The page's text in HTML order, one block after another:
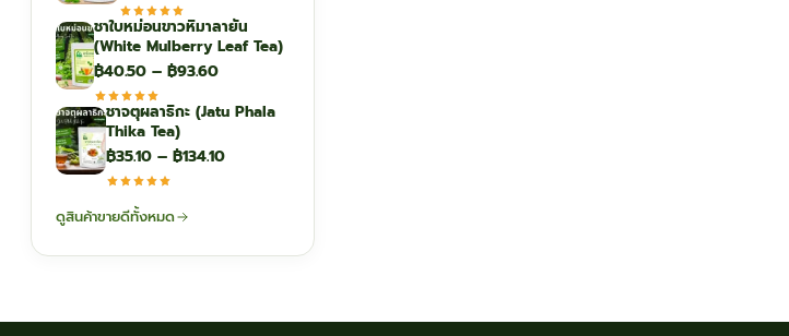
฿44.10
through
ชาใบหม่อนขาวหิมาลายัน
(White Mulberry Leaf Tea)
฿40.50 – ฿93.60Price
฿40.50
฿93.60
ชาจตุผลาธิกะ (Jatu Phala
Thika Tea)
฿35.10 – ฿134.10Price
฿134.10
ดูสินค้าขายดีทั้งหมด